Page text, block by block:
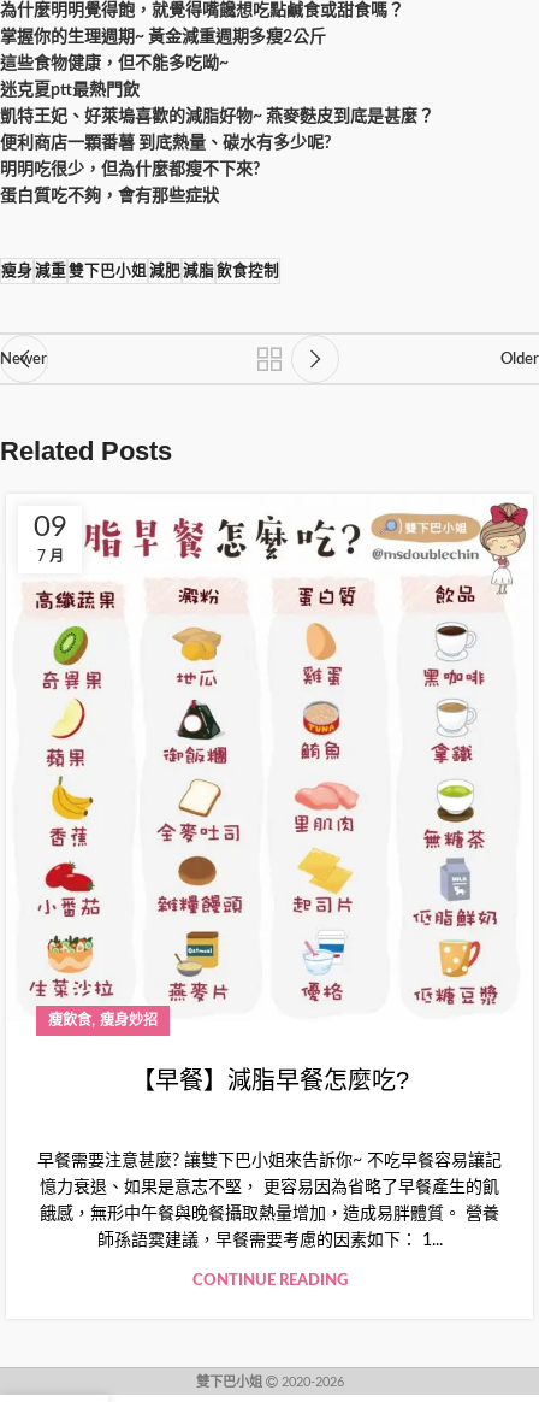
為什麼明明覺得飽，就覺得嘴饞想吃點鹹食或甜食嗎？
掌握你的生理週期~ 黃金減重週期多瘦2公斤
這些食物健康，但不能多吃呦~
迷克夏ptt最熱門飲
凱特王妃、好萊塢喜歡的減脂好物~ 燕麥麩皮到底是甚麼？
便利商店一顆番薯 到底熱量、碳水有多少呢?
明明吃很少，但為什麼都瘦不下來?
蛋白質吃不夠，會有那些症狀
瘦身減重雙下巴小姐 減肥減脂飲食控制
Newer Older
Related Posts
09
7 月
瘦飲食, 瘦身妙招
【早餐】減脂早餐怎麼吃?
早餐需要注意甚麼? 讓雙下巴小姐來告訴你~ 不吃早餐容易讓記
憶力衰退、如果是意志不堅， 更容易因為省略了早餐產生的飢
餓感，無形中午餐與晚餐攝取熱量增加，造成易胖體質。 營養
師孫語霙建議，早餐需要考慮的因素如下： 1...
CONTINUE READING
雙下巴小姐 2020-2026